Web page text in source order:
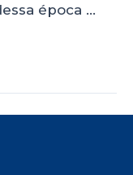
época …